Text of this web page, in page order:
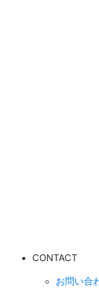
CONTACT
お問い合